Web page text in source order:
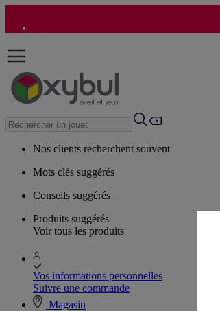
Nos clients recherchent souvent
Mots clés suggérés
Conseils suggérés
Produits suggérés
Voir tous les produits
Vos informations personnelles
Suivre une commande
Magasin